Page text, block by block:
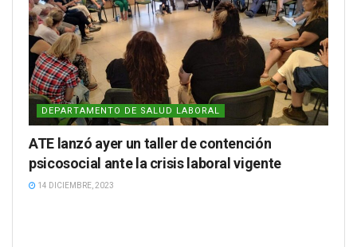
DEPARTAMENTO DE SALUD LABORAL
ATE lanzó ayer un taller de contención
psicosocial ante la crisis laboral vigente
14 DICIEMBRE, 2023